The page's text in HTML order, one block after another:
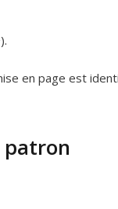
en page est
patron